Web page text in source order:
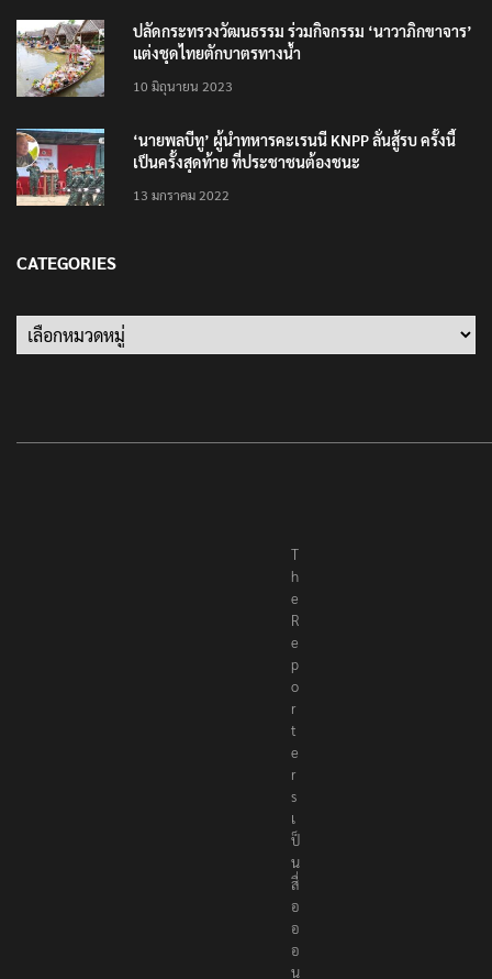
ปลัดกระทรวงวัฒนธรรม ร่วมกิจกรรม ‘นาวาภิกขาจาร’
แต่งชุดไทยตักบาตรทางน้ำ
10 มิถุนายน 2023
‘นายพลบีทู’ ผู้นำทหารคะเรนนี KNPP ลั่นสู้รบ ครั้งนี้
เป็นครั้งสุดท้าย ที่ประชาชนต้องชนะ
13 มกราคม 2022
CATEGORIES
Categories
T
h
e
R
e
p
o
r
t
e
r
s
เ
ป็
น
สื่
อ
อ
อ
น